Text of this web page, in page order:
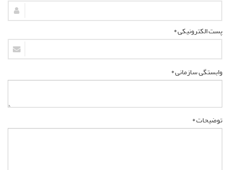
پست الکترونیکی *
وابستگی سازمانی *
توضیحات *